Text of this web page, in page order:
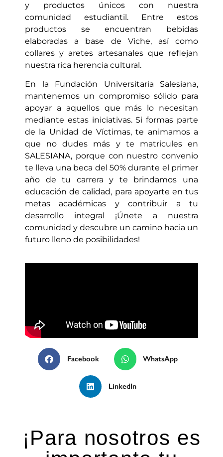
y productos únicos con nuestra
comunidad estudiantil. Entre estos
productos se encuentran bebidas
elaboradas a base de Viche, así como
collares y aretes artesanales que reflejan
nuestra rica herencia cultural.
En la Fundación Universitaria Salesiana,
mantenemos un compromiso sólido para
apoyar a aquellos que más lo necesitan
mediante estas iniciativas. Si formas parte
de la Unidad de Víctimas, te animamos a
que no dudes más y te matricules en
SALESIANA, porque con nuestro convenio
te lleva una beca del 50% durante el primer
año de tu carrera y te brindamos una
educación de calidad, para apoyarte en tus
metas académicas y contribuir a tu
desarrollo integral ¡Únete a nuestra
comunidad y descubre un camino hacia un
futuro lleno de posibilidades!
Facebook WhatsApp
LinkedIn
¡Para nosotros es